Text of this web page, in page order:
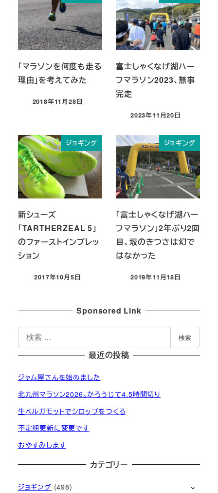
「マラソンを何度も走る
理由」を考えてみた
投稿日
2018年11月28日
富士しゃくなげ湖ハー
フマラソン2023、無事
完走
投稿日
2023年11月20日
ジョギング
新シューズ
「TARTHERZEAL 5」
のファーストインプレッ
ション
投稿日
2017年10月5日
ジョギング
「富士しゃくなげ湖ハー
フマラソン」2年ぶり2回
目、坂のきつさは幻で
はなかった
投稿日
2019年11月18日
Sponsored Link
索
検索
最近の投稿
ジャム屋さんを始めました
北九州マラソン2026。かろうじて4.5時間切り
生ベルガモットでシロップをつくる
不定期更新に変更です
おやすみします
カテゴリー
ジョギング (498)